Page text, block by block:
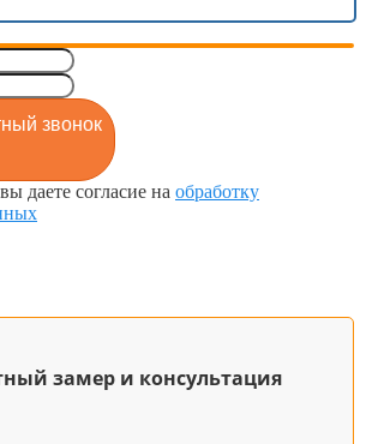
звонок
даете согласие на обработку
замер и консультация